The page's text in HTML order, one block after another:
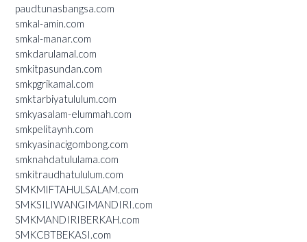
paudtunasbangsa.com
smkal-amin.com
smkal-manar.com
smkdarulamal.com
smkitpasundan.com
smkpgrikamal.com
smktarbiyatululum.com
smkyasalam-elummah.com
smkpelitaynh.com
smkyasinacigombong.com
smknahdatululama.com
smkitraudhatululum.com
SMKMIFTAHULSALAM.com
SMKSILIWANGIMANDIRI.com
SMKMANDIRIBERKAH.com
SMKCBTBEKASI.com